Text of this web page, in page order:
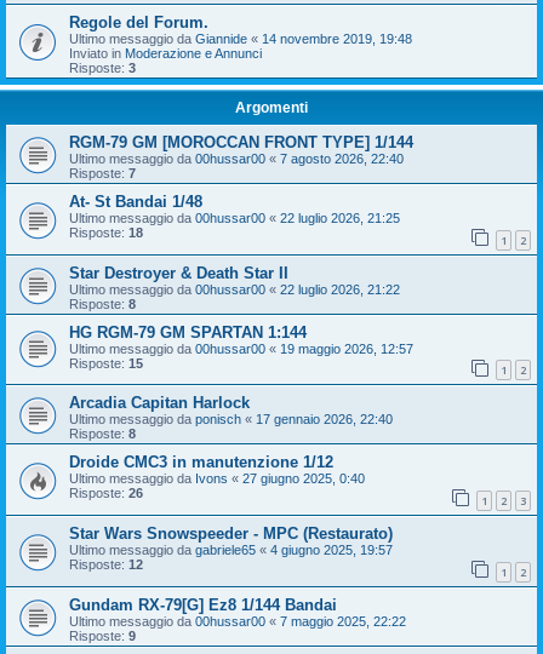
Regole del Forum.
Ultimo messaggio da Giannide « 14 novembre 2019, 19:48
Inviato in Moderazione e Annunci
Risposte: 3
Argomenti
RGM-79 GM [MOROCCAN FRONT TYPE] 1/144
Ultimo messaggio da 00hussar00 « 7 agosto 2026, 22:40
Risposte: 7
At- St Bandai 1/48
Ultimo messaggio da 00hussar00 « 22 luglio 2026, 21:25
Risposte: 18 1 2
Star Destroyer & Death Star II
Ultimo messaggio da 00hussar00 « 22 luglio 2026, 21:22
Risposte: 8
HG RGM-79 GM SPARTAN 1:144
Ultimo messaggio da 00hussar00 « 19 maggio 2026, 12:57
Risposte: 15 1 2
Arcadia Capitan Harlock
Ultimo messaggio da ponisch « 17 gennaio 2026, 22:40
Risposte: 8
Droide CMC3 in manutenzione 1/12
Ultimo messaggio da Ivons « 27 giugno 2025, 0:40
Risposte: 26 1 2 3
Star Wars Snowspeeder - MPC (Restaurato)
Ultimo messaggio da gabriele65 « 4 giugno 2025, 19:57
Risposte: 12 1 2
Gundam RX-79[G] Ez8 1/144 Bandai
Ultimo messaggio da 00hussar00 « 7 maggio 2025, 22:22
Risposte: 9